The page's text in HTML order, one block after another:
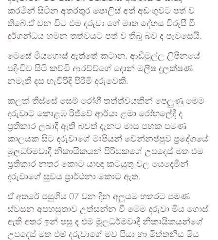
කරමින් සිටින අතරතුර පොලිස් අත් අඩංගුවට පත් ව
තිබේ.ඒ වන විට එම දරුවා ගේ මෘත දේහය විරූපී වී
දුර්ගන්ධය හමන තත්වයට පත් ව තිබූ බව ද පැවසෙයි.
මෙසේ මියගොස් ඇත්තේ කටාන, ආඩිමුල්ල ලිපිනයේ
පදිංචිව සිටි කච්චි ආරච්ච්ගේ දොන් මලීෂ දුලක්ෂණ
නමැති දස හැවිරිදි පිරිමි දරුවෙකි.
කලක් තිස්සේ සෙම් රෝගී තත්ත්වයකින් පෙලුණු මෙම
දරුවාට කොළඹ රිජ්වේ ආර්යා ළමා රෝහලේදී ද
ප්‍රතිකාර ලබාදී ඇති බවත් දැනට මාස පහක පමණ
කාලයක සිට දරුවාගේ ‍මාපියන් වෙන්නප්පුව ප්‍රදේශයේ
මූලධර්මවාදී නිකායිකයන් පිරිසකගේ උපදෙස් මත එම
ප්‍රතිකාර නතර කොට යාඥා කටයුතු වල යෙදෙමින්
දරුවාගේ සුවය ප්‍රාර්ථනා කොට ඇත.
ඒ අතරේ පසුගිය 07 වන දින අලුයම හතරට පමණ
ස්වසන අපහසුතාව උත්සන්න වී මෙම දරුවා මිය ගොස්
ඇති අතර ඉන් පසු ද එම මූලධර්මවාදී නිකායිකයන්ගේ
උපදෙස් මත එම දරුවාගේ මව පියා හා මිත්තනිය මිය